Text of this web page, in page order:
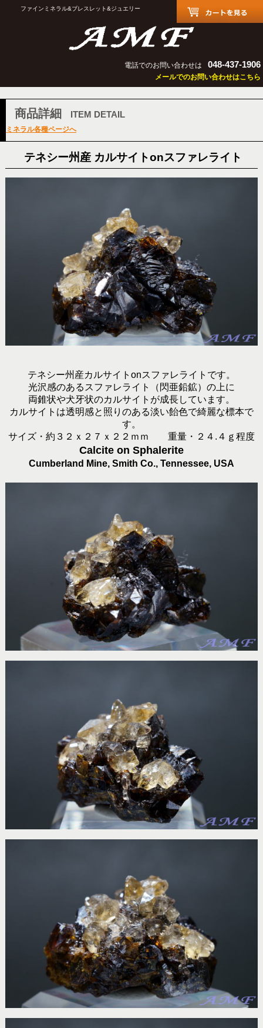
ファインミネラル&ブレスレット&ジュエリー
電話でのお問い合わせは 048-437-1906
メールでのお問い合わせはこちら
商品詳細 ITEM DETAIL
ミネラル各種ページへ
テネシー州産 カルサイトonスファレライト
テネシー州産カルサイトonスファレライトです。
光沢感のあるスファレライト（閃亜鉛鉱）の上に
両錐状や犬牙状のカルサイトが成長しています。
カルサイトは透明感と照りのある淡い飴色で綺麗な標本で
す。
サイズ・約３２ｘ２７ｘ２２ｍｍ 重量・２４.４ｇ程度
Calcite on Sphalerite
Cumberland Mine, Smith Co., Tennessee, USA